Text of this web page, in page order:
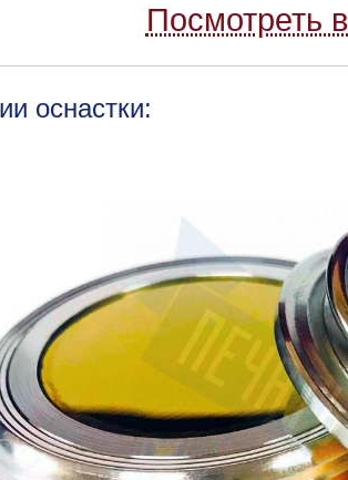
Посмотреть
оснастки: